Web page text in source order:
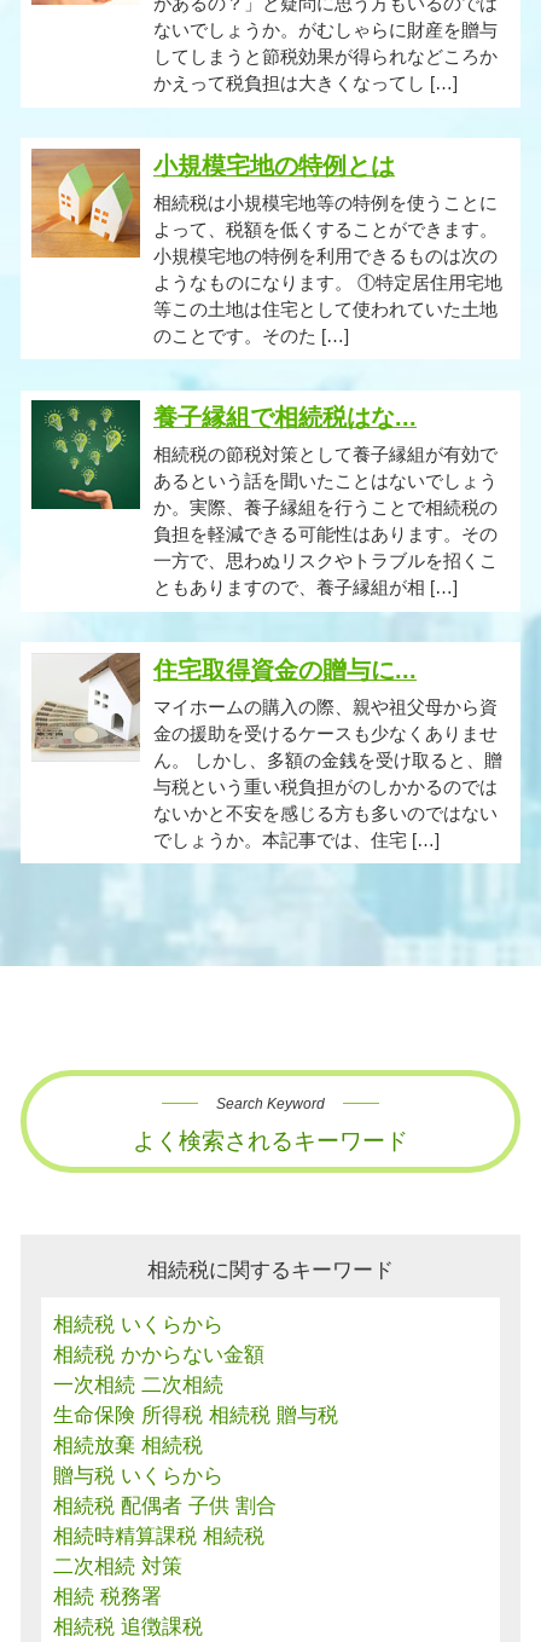
ないでしょうか。がむしゃらに財産を贈与
してしまうと節税効果が得られなどころか
かえって税負担は大きくなってし […]
小規模宅地の特例とは
相続税は小規模宅地等の特例を使うことに
よって、税額を低くすることができます。
小規模宅地の特例を利用できるものは次の
ようなものになります。 ①特定居住用宅地
等この土地は住宅として使われていた土地
のことです。そのた […]
養子縁組で相続税はな...
相続税の節税対策として養子縁組が有効で
あるという話を聞いたことはないでしょう
か。実際、養子縁組を行うことで相続税の
負担を軽減できる可能性はあります。その
一方で、思わぬリスクやトラブルを招くこ
ともありますので、養子縁組が相 […]
住宅取得資金の贈与に...
マイホームの購入の際、親や祖父母から資
金の援助を受けるケースも少なくありませ
ん。 しかし、多額の金銭を受け取ると、贈
与税という重い税負担がのしかかるのでは
ないかと不安を感じる方も多いのではない
でしょうか。本記事では、住宅 […]
Search Keyword
よく検索されるキーワード
相続税に関するキーワード
相続税 いくらから
相続税 かからない金額
一次相続 二次相続
生命保険 所得税 相続税 贈与税
相続放棄 相続税
贈与税 いくらから
相続税 配偶者 子供 割合
相続時精算課税 相続税
二次相続 対策
相続 税務署
相続税 追徴課税